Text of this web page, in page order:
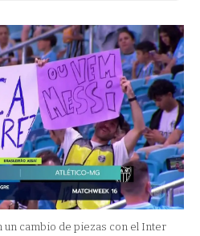
un cambio de piezas con el Inter